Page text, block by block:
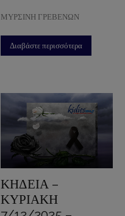
ΜΥΡΣΙΝΗ ΓΡΕΒΕΝΩΝ
Διαβάστε περισσότερα
ΚΗΔΕΙΑ –
ΚΥΡΙΑΚΗ